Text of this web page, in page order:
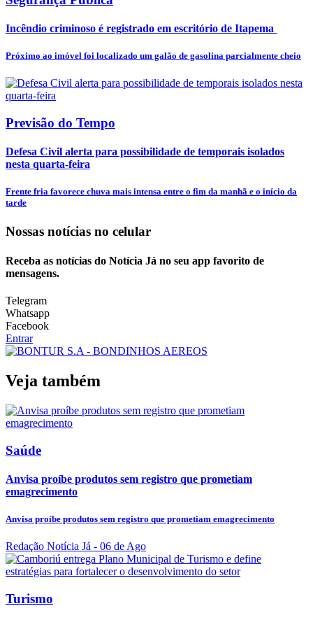
Incêndio criminoso é registrado em escritório de Itapema
Próximo ao imóvel foi localizado um galão de gasolina parcialmente cheio
Previsão do Tempo
Defesa Civil alerta para possibilidade de temporais isolados
nesta quarta-feira
Frente fria favorece chuva mais intensa entre o fim da manhã e o início da
tarde
Nossas notícias no celular
Receba as notícias do Notícia Já no seu app favorito de
mensagens.
Telegram
Whatsapp
Facebook
Entrar
Veja também
Saúde
Anvisa proíbe produtos sem registro que prometiam
emagrecimento
Anvisa proíbe produtos sem registro que prometiam emagrecimento
Redação Notícia Já - 06 de Ago
Turismo